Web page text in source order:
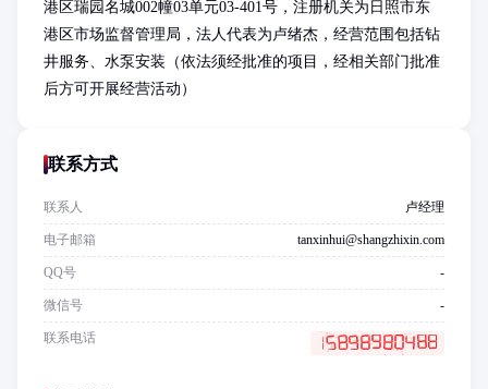
港区瑞园名城002幢03单元03-401号，注册机关为日照市东
港区市场监督管理局，法人代表为卢绪杰，经营范围包括钻
井服务、水泵安装（依法须经批准的项目，经相关部门批准
后方可开展经营活动）
联系方式
联系人 卢经理
电子邮箱 tanxinhui@shangzhixin.com
QQ号 -
微信号 -
联系电话